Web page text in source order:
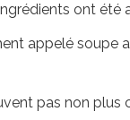
ont été
appelé soupe
pas non plus